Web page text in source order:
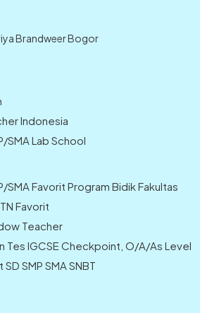
Brandweer Bogor
Indonesia
SMA Lab School
SMA Favorit Program Bidik Fakultas
Favorit
Teacher
Tes IGCSE Checkpoint, O/A/As Level
SMP SMA SNBT